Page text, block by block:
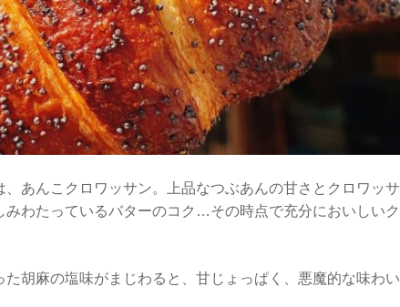
、あんこクロワッサン。上品なつぶあんの甘さとクロワッサ
みわたっているバターのコク…その時点で充分においしいク
た胡麻の塩味がまじわると、甘じょっぱく、悪魔的な味わい